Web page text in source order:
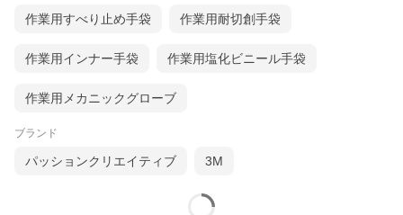
作業用すべり止め手袋 作業用耐切創手袋
作業用インナー手袋 作業用塩化ビニール手袋
作業用メカニックグローブ
ブランド
パッションクリエイティブ 3M